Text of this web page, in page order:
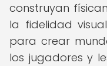
construyan
la fidelidad
para crear
los jugadores y